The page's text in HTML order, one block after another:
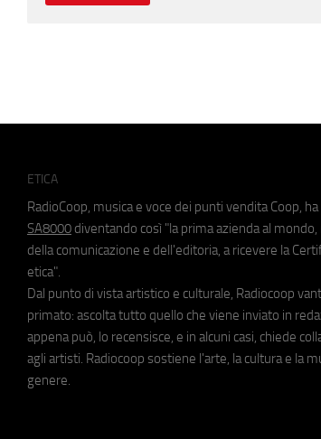
ETICA
RadioCoop, musica e voce dei punti vendita Coop,
SA8000 diventando così "la prima azienda al
della comunicazione e dell'editoria, a ricevere la
etica".
Dal punto di vista artistico e culturale, Radiocoop
primato: ascolta tutto quello che viene inviato in
appena può, lo recensisce, e in alcuni casi, chiede
agli artisti. Radiocoop sostiene l'arte, la cultura e la
genere.